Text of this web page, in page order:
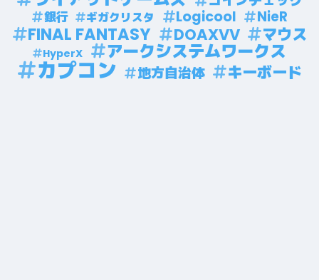
銀行 ギガクリスタ Logicool NieR
FINAL FANTASY DOAXVV マウス
HyperX アークシステムワークス
カプコン 地方自治体 キーボード